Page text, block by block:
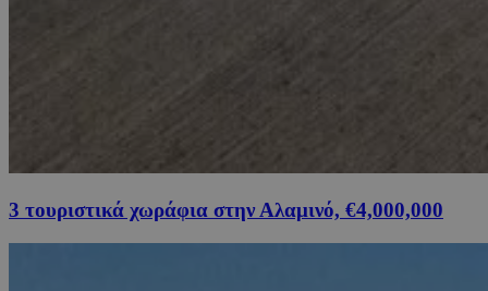
3 τουριστικά χωράφια στην Αλαμινό, €4,000,000